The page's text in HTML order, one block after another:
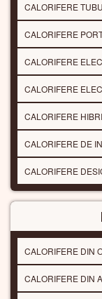
CALORIFERE
CALORIFERE
CALORIFERE
CALORIFERE
CALORIFERE
CALORIFERE DE
CALORIFERE
CALORIFERE DIN
CALORIFERE DIN